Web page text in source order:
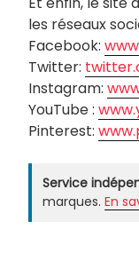
les réseaux
Facebook:
Twitter:
Instagram:
YouTube :
Pinterest:
Service
marques. En